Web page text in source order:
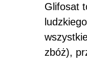
Glifosat
zbóż),